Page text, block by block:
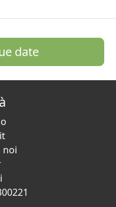
date
noi